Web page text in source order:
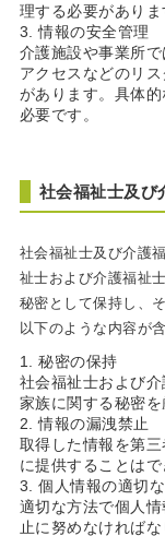
理する必要がありま
情報の安全管理
介護施設や事業所
アクセスなどのリ
があります。具体
必要です。
社会福祉士及び
社会福祉士及び介護
祉士および介護福祉
秘密として保持し、
以下のような内容が
秘密の保持
社会福祉士および
家族に関する秘密を
情報の漏洩禁止
取得した情報を第
に提供することはで
個人情報の適切
適切な方法で個人
止に努めなければな